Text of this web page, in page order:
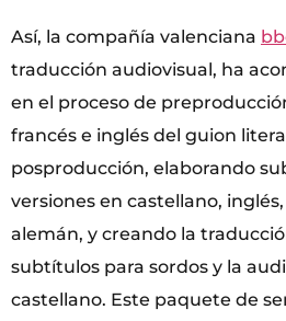
Así, la compañía valenciana
traducción audiovisual, ha
en el proceso de
francés e inglés del guion
posproducción, elaborando
versiones en castellano,
alemán, y creando la
subtítulos para sordos y la
castellano. Este paquete de